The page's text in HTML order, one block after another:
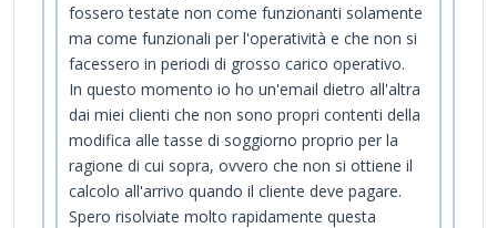
fossero testate non come funzionanti solamente
ma come funzionali per l'operatività e che non si
facessero in periodi di grosso carico operativo.
In questo momento io ho un'email dietro all'altra
dai miei clienti che non sono propri contenti della
modifica alle tasse di soggiorno proprio per la
ragione di cui sopra, ovvero che non si ottiene il
calcolo all'arrivo quando il cliente deve pagare.
Spero risolviate molto rapidamente questa